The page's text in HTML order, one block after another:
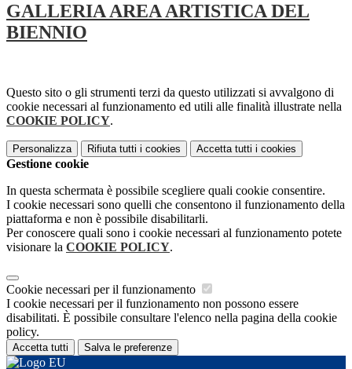
GALLERIA AREA ARTISTICA DEL
BIENNIO
Questo sito o gli strumenti terzi da questo utilizzati si avvalgono di
cookie necessari al funzionamento ed utili alle finalità illustrate nella
COOKIE POLICY.
Personalizza Rifiuta tutti i cookies Accetta tutti i cookies
Gestione cookie
In questa schermata è possibile scegliere quali cookie consentire.
I cookie necessari sono quelli che consentono il funzionamento della
piattaforma e non è possibile disabilitarli.
Per conoscere quali sono i cookie necessari al funzionamento potete
visionare la COOKIE POLICY.
Cookie necessari per il funzionamento
I cookie necessari per il funzionamento non possono essere
disabilitati. È possibile consultare l'elenco nella pagina della cookie
policy.
Accetta tutti Salva le preferenze